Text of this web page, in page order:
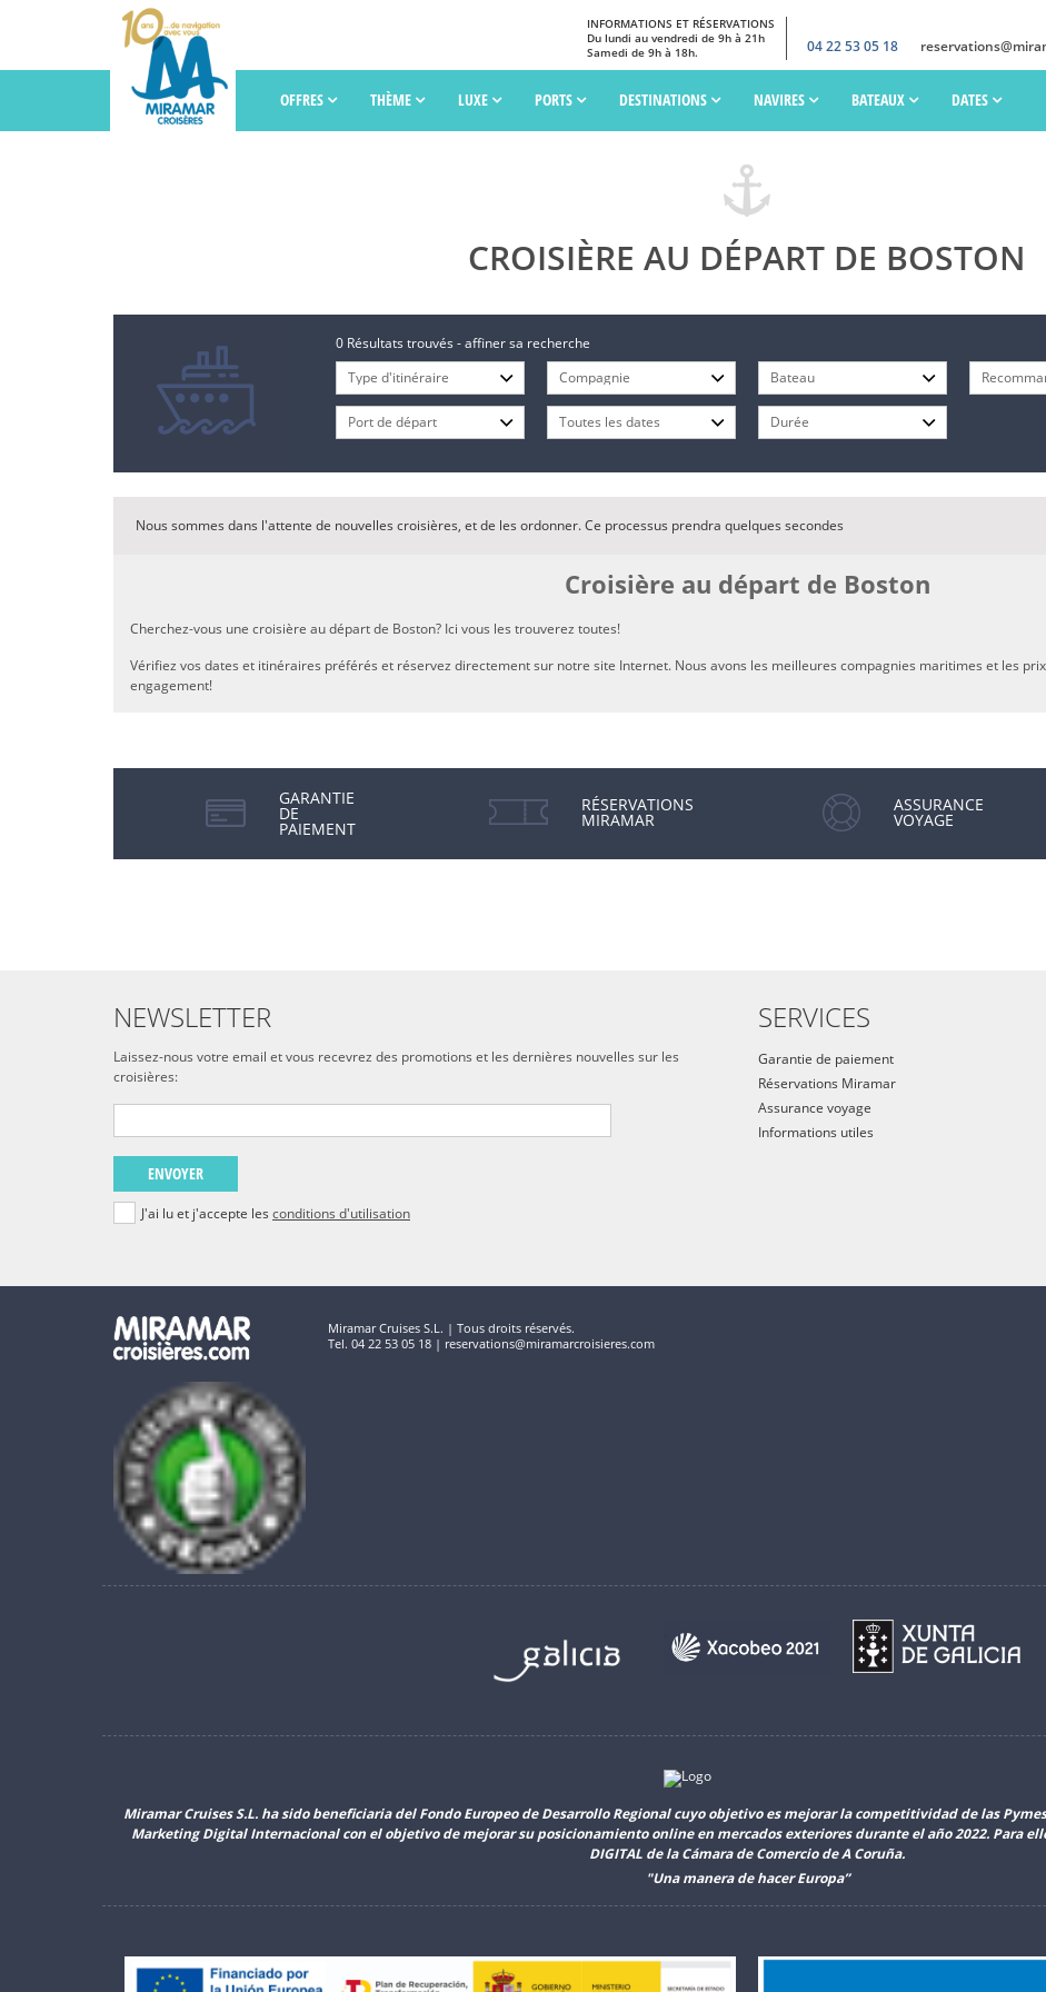
INFORMATIONS ET RÉSERVATIONS
Du lundi au vendredi de 9h à 21h
Samedi de 9h à 18h.
04 22 53 05 18
OFFRES THÈME LUXE PORTS DESTINATIONS NAVIRES BATEAUX DATES
CROISIÈRE AU DÉPART DE BOSTON
0 Résultats trouvés - affiner sa recherche
Nous sommes dans l'attente de nouvelles croisières, et de les ordonner. Ce processus prendra quelques secondes
Croisière au départ de Boston
Cherchez-vous une croisière au départ de Boston? Ici vous les trouverez toutes!
Vérifiez vos dates et itinéraires préférés et réservez directement sur notre site Internet. Nous avons les meilleures compagnies maritimes et les
engagement!
GARANTIE
DE
PAIEMENT
RÉSERVATIONS
MIRAMAR
ASSURANCE
VOYAGE
NEWSLETTER
Laissez-nous votre email et vous recevrez des promotions et les dernières nouvelles sur les
croisières:
ENVOYER
J'ai lu et j'accepte les conditions d'utilisation
SERVICES
Garantie de paiement
Réservations Miramar
Assurance voyage
Informations utiles
Miramar Cruises S.L. | Tous droits réservés.
Tel. 04 22 53 05 18 | reservations@miramarcroisieres.com
Miramar Cruises S.L. ha sido beneficiaria del Fondo Europeo de Desarrollo Regional cuyo objetivo es mejorar la competitividad de las
Marketing Digital Internacional con el objetivo de mejorar su posicionamiento online en mercados exteriores durante el año 2022. Para
DIGITAL de la Cámara de Comercio de A Coruña.
"Una manera de hacer Europa”